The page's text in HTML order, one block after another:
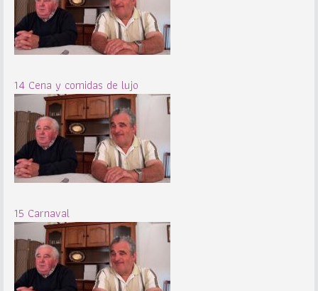
14 Cena y comidas de lujo
15 Carnaval